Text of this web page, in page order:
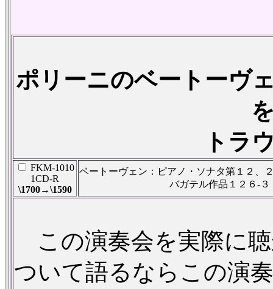
ポリーニのベートーヴ
トラ
FKM-1010
1CD-R
\1700→\1590
ベートーヴェン：ピアノ・ソナタ第１２、
バガテル作品１２６-３
この演奏会を実際に
ついて語るならこの演